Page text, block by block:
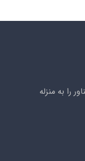
را به منزله